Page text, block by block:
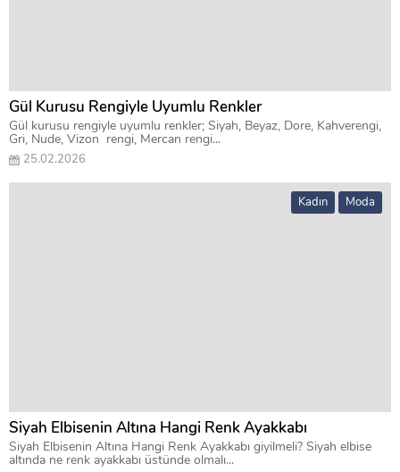
Gül Kurusu Rengiyle Uyumlu Renkler
Gül kurusu rengiyle uyumlu renkler; Siyah, Beyaz, Dore, Kahverengi,
Gri, Nude, Vizon rengi, Mercan rengi...
25.02.2026
Kadın Moda
Siyah Elbisenin Altına Hangi Renk Ayakkabı
Siyah Elbisenin Altına Hangi Renk Ayakkabı giyilmeli? Siyah elbise
altında ne renk ayakkabı üstünde olmalı...